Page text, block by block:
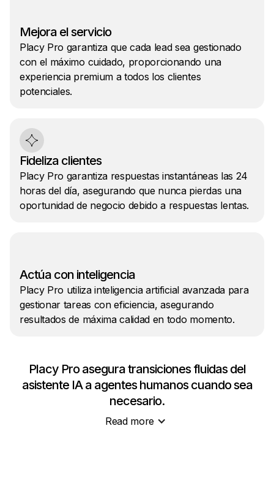
Mejora el servicio
Placy Pro garantiza que cada lead sea gestionado
con el máximo cuidado, proporcionando una
experiencia premium a todos los clientes
potenciales.
Fideliza clientes
Placy Pro garantiza respuestas instantáneas las 24
horas del día, asegurando que nunca pierdas una
oportunidad de negocio debido a respuestas lentas.
Actúa con inteligencia
Placy Pro utiliza inteligencia artificial avanzada para
gestionar tareas con eficiencia, asegurando
resultados de máxima calidad en todo momento.
Placy Pro asegura transiciones fluidas del
asistente IA a agentes humanos cuando sea
necesario.
Read more